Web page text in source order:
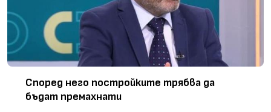
Според него постройките трябва да
бъдат премахнати